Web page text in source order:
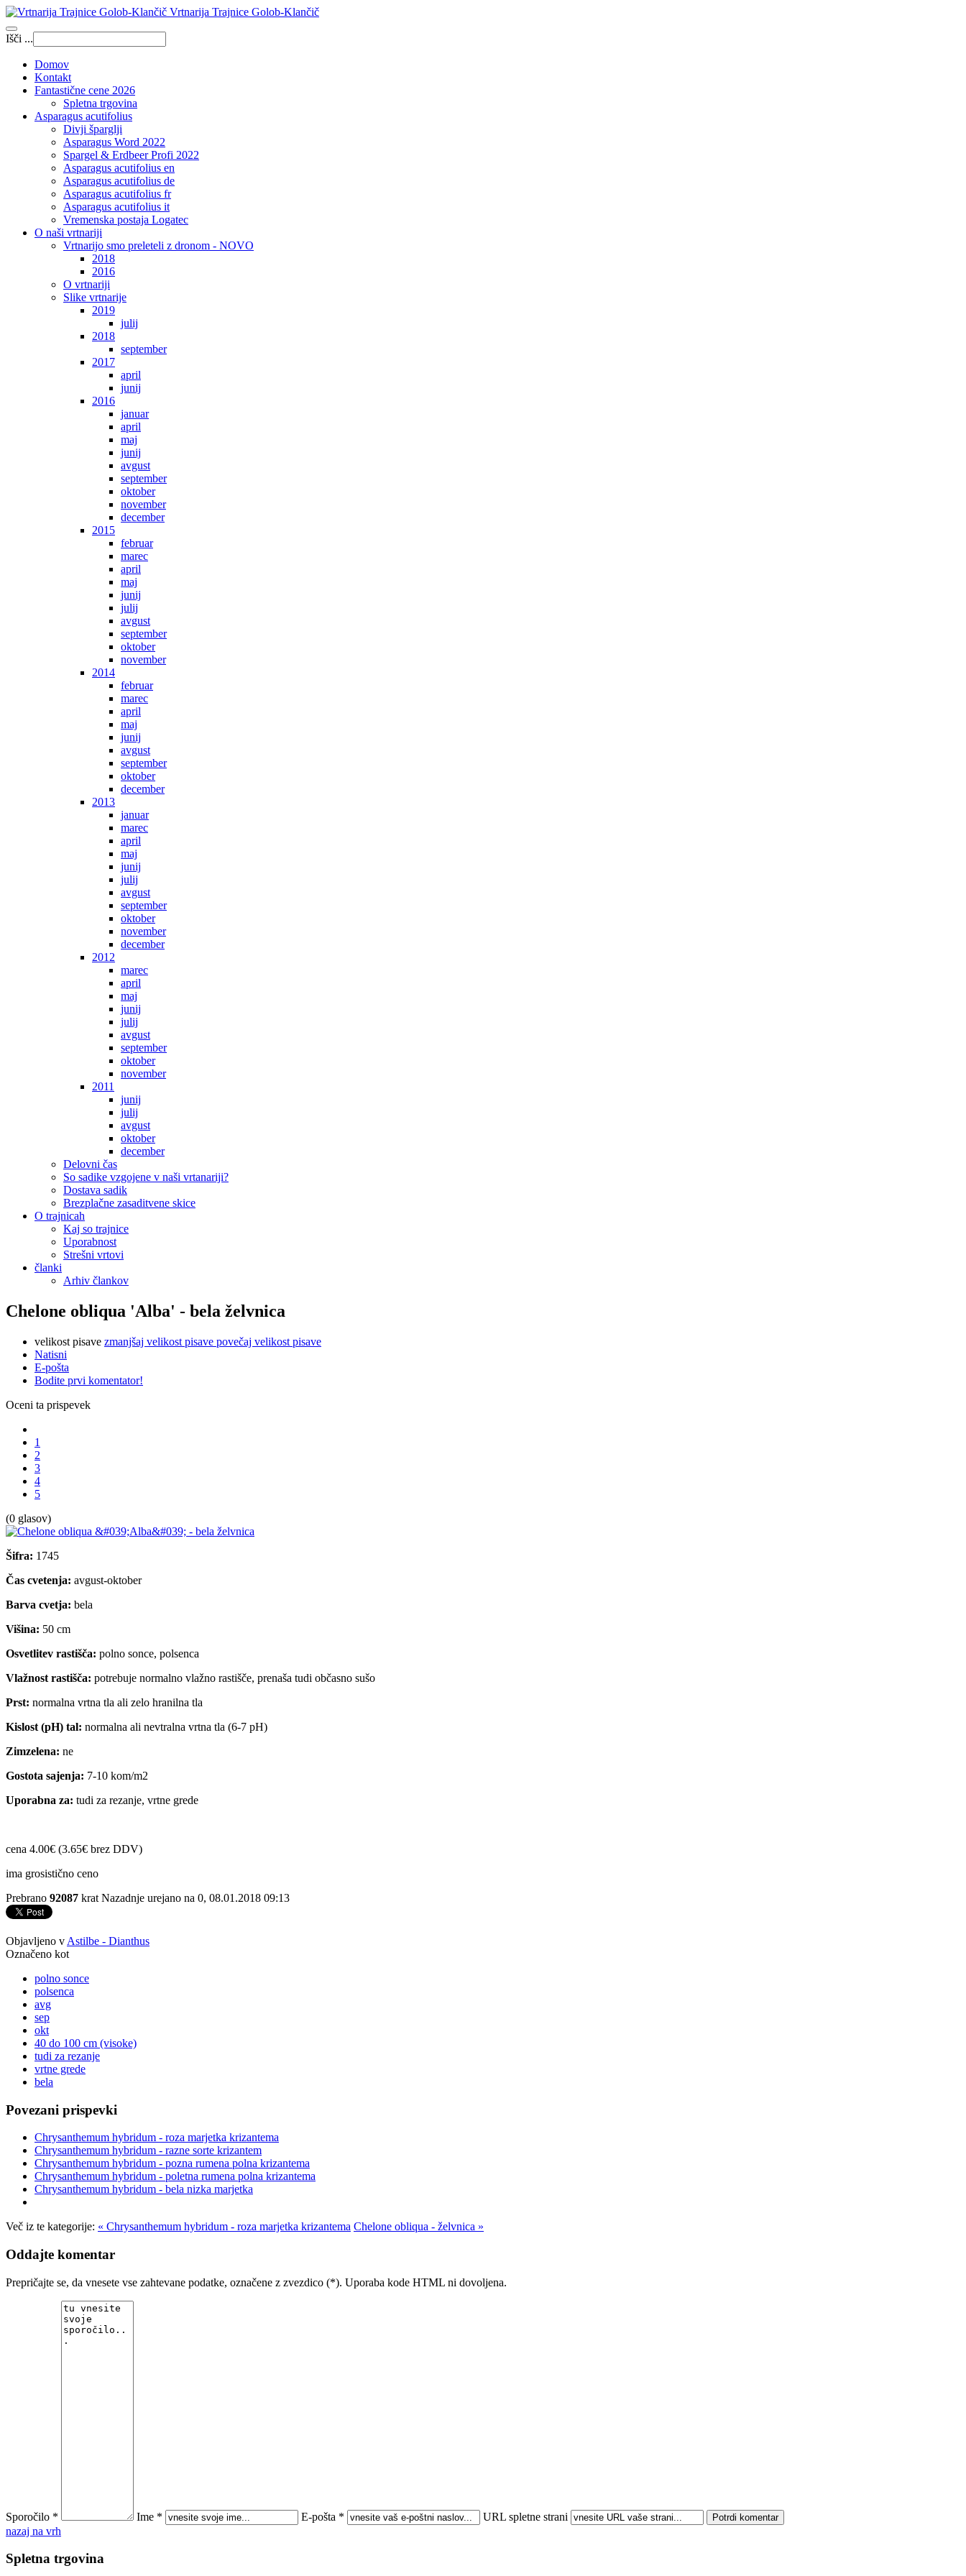
Vrtnarija Trajnice Golob-Klančič
Išči ...
Domov
Kontakt
Fantastične cene 2026
Spletna trgovina
Asparagus acutifolius
Divji šparglji
Asparagus Word 2022
Spargel & Erdbeer Profi 2022
Asparagus acutifolius en
Asparagus acutifolius de
Asparagus acutifolius fr
Asparagus acutifolius it
Vremenska postaja Logatec
O naši vrtnariji
Vrtnarijo smo preleteli z dronom - NOVO
2018
2016
O vrtnariji
Slike vrtnarije
2019
julij
2018
september
2017
april
junij
2016
januar
april
maj
junij
avgust
september
oktober
november
december
2015
februar
marec
april
maj
junij
julij
avgust
september
oktober
november
2014
februar
marec
april
maj
junij
avgust
september
oktober
december
2013
januar
marec
april
maj
junij
julij
avgust
september
oktober
november
december
2012
marec
april
maj
junij
julij
avgust
september
oktober
november
2011
junij
julij
avgust
oktober
december
Delovni čas
So sadike vzgojene v naši vrtanariji?
Dostava sadik
Brezplačne zasaditvene skice
O trajnicah
Kaj so trajnice
Uporabnost
Strešni vrtovi
članki
Arhiv člankov
Chelone obliqua 'Alba' - bela želvnica
velikost pisave zmanjšaj velikost pisave povečaj velikost pisave
Natisni
E-pošta
Bodite prvi komentator!
Oceni ta prispevek
1
2
3
4
5
(0 glasov)
Šifra: 1745
Čas cvetenja: avgust-oktober
Barva cvetja: bela
Višina: 50 cm
Osvetlitev rastišča: polno sonce, polsenca
Vlažnost rastišča: potrebuje normalno vlažno rastišče, prenaša tudi občasno sušo
Prst: normalna vrtna tla ali zelo hranilna tla
Kislost (pH) tal: normalna ali nevtralna vrtna tla (6-7 pH)
Zimzelena: ne
Gostota sajenja: 7-10 kom/m2
Uporabna za: tudi za rezanje, vrtne grede
cena 4.00€ (3.65€ brez DDV)
ima grosistično ceno
Prebrano 92087 krat Nazadnje urejano na 0, 08.01.2018 09:13
Objavljeno v Astilbe - Dianthus
Označeno kot
polno sonce
polsenca
avg
sep
okt
40 do 100 cm (visoke)
tudi za rezanje
vrtne grede
bela
Povezani prispevki
Chrysanthemum hybridum - roza marjetka krizantema
Chrysanthemum hybridum - razne sorte krizantem
Chrysanthemum hybridum - pozna rumena polna krizantema
Chrysanthemum hybridum - poletna rumena polna krizantema
Chrysanthemum hybridum - bela nizka marjetka
Več iz te kategorije: « Chrysanthemum hybridum - roza marjetka krizantema Chelone obliqua - želvnica »
Oddajte komentar
Prepričajte se, da vnesete vse zahtevane podatke, označene z zvezdico (*). Uporaba kode HTML ni dovoljena.
Sporočilo * Ime * E-pošta *
URL spletne strani
nazaj na vrh
Spletna trgovina